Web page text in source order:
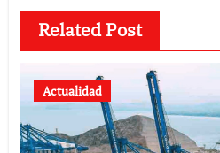
Related Post
Actualidad